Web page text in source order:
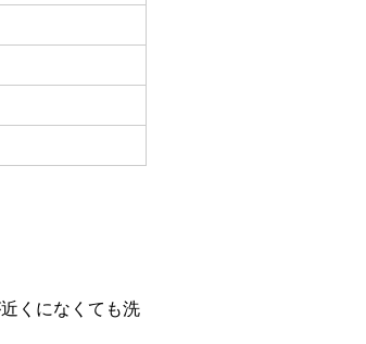
くになくても洗